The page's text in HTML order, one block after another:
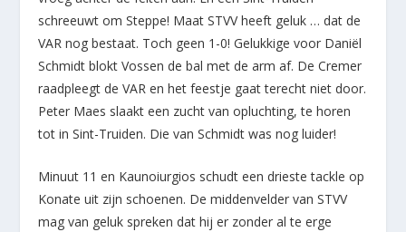
schreeuwt om Steppe! Maat STVV heeft geluk … dat de
VAR nog bestaat. Toch geen 1-0! Gelukkige voor Daniël
Schmidt blokt Vossen de bal met de arm af. De Cremer
raadpleegt de VAR en het feestje gaat terecht niet door.
Peter Maes slaakt een zucht van opluchting, te horen
tot in Sint-Truiden. Die van Schmidt was nog luider!
Minuut 11 en Kaunoiurgios schudt een drieste tackle op
Konate uit zijn schoenen. De middenvelder van STVV
mag van geluk spreken dat hij er zonder al te erge